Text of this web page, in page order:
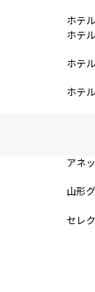
ホテ
ホテ
ホテ
ホテ
アネ
山形
セレ